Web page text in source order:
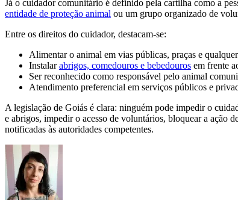
Já o cuidador comunitário é definido pela cartilha como a
entidade de proteção animal ou um grupo organizado de
Entre os direitos do cuidador, destacam-se:
Alimentar o animal em vias públicas, praças e
Instalarabrigos, comedouros e bebedouros em frente
Ser reconhecido como responsável pelo animal
Atendimento preferencial em serviços públicos e
A legislação de Goiás é clara: ninguém pode impedir o
e abrigos, impedir o acesso de voluntários, bloquear a ação
notificadas às autoridades competentes.